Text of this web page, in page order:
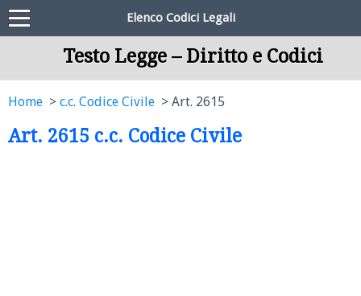
Elenco Codici Legali
Testo Legge – Diritto e Codici
Home c.c. Codice Civile Art. 2615
Art. 2615 c.c. Codice Civile